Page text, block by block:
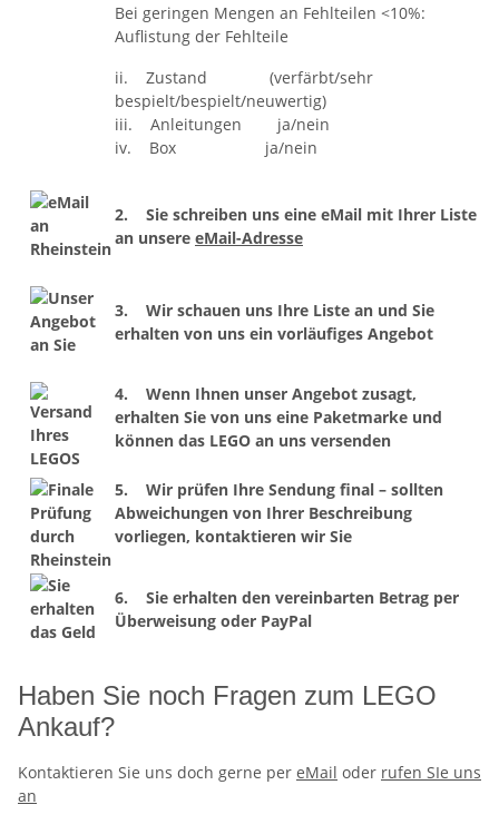
Bei geringen Mengen an Fehlteilen <10%:
Auflistung der Fehlteile
ii. Zustand (verfärbt/sehr
bespielt/bespielt/neuwertig)
iii. Anleitungen ja/nein
iv. Box ja/nein
2. Sie schreiben uns eine eMail mit Ihrer Liste
an unsere eMail-Adresse
3. Wir schauen uns Ihre Liste an und Sie
erhalten von uns ein vorläufiges Angebot
4. Wenn Ihnen unser Angebot zusagt,
erhalten Sie von uns eine Paketmarke und
können das LEGO an uns versenden
5. Wir prüfen Ihre Sendung final – sollten
Abweichungen von Ihrer Beschreibung
vorliegen, kontaktieren wir Sie
6. Sie erhalten den vereinbarten Betrag per
Überweisung oder PayPal
Haben Sie noch Fragen zum LEGO
Ankauf?
Kontaktieren Sie uns doch gerne per eMail oder rufen SIe uns
an